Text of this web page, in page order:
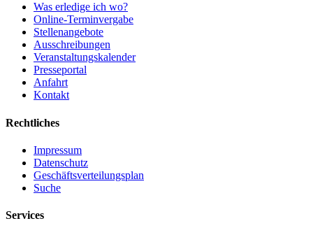
Was erledige ich wo?
Online-Terminvergabe
Stellenangebote
Ausschreibungen
Veranstaltungskalender
Presseportal
Anfahrt
Kontakt
Rechtliches
Impressum
Datenschutz
Geschäftsverteilungsplan
Suche
Services